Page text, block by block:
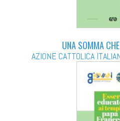
UNA SOMMA
AZIONE CATTOLICA